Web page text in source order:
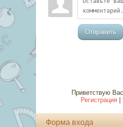
Отправить
Приветствую Вас
Регистрация|
Форма входа